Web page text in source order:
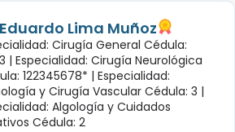
Lima Muñoz
Cirugía General Cédula:
| Especialidad: Cirugía Neurológica
122345678* | Especialidad:
y Cirugía Vascular Cédula: 3 |
Algología y Cuidados
Cédula: 2